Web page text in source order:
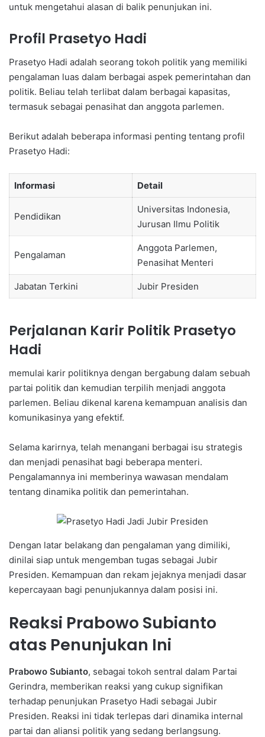
untuk mengetahui alasan di balik penunjukan ini.
Profil Prasetyo Hadi
Prasetyo Hadi adalah seorang tokoh politik yang memiliki
pengalaman luas dalam berbagai aspek pemerintahan dan
politik. Beliau telah terlibat dalam berbagai kapasitas,
termasuk sebagai penasihat dan anggota parlemen.
Berikut adalah beberapa informasi penting tentang profil
Prasetyo Hadi:
Informasi Detail
Pendidikan
Universitas Indonesia,
Jurusan Ilmu Politik
Pengalaman
Anggota Parlemen,
Penasihat Menteri
Jabatan Terkini Jubir Presiden
Perjalanan Karir Politik Prasetyo
Hadi
memulai karir politiknya dengan bergabung dalam sebuah
partai politik dan kemudian terpilih menjadi anggota
parlemen. Beliau dikenal karena kemampuan analisis dan
komunikasinya yang efektif.
Selama karirnya, telah menangani berbagai isu strategis
dan menjadi penasihat bagi beberapa menteri.
Pengalamannya ini memberinya wawasan mendalam
tentang dinamika politik dan pemerintahan.
Dengan latar belakang dan pengalaman yang dimiliki,
dinilai siap untuk mengemban tugas sebagai Jubir
Presiden. Kemampuan dan rekam jejaknya menjadi dasar
kepercayaan bagi penunjukannya dalam posisi ini.
Reaksi Prabowo Subianto
atas Penunjukan Ini
Prabowo Subianto, sebagai tokoh sentral dalam Partai
Gerindra, memberikan reaksi yang cukup signifikan
terhadap penunjukan Prasetyo Hadi sebagai Jubir
Presiden. Reaksi ini tidak terlepas dari dinamika internal
partai dan aliansi politik yang sedang berlangsung.